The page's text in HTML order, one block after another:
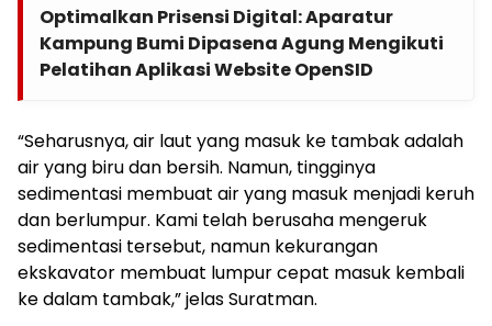
Optimalkan Prisensi Digital: Aparatur
Kampung Bumi Dipasena Agung Mengikuti
Pelatihan Aplikasi Website OpenSID
“Seharusnya, air laut yang masuk ke tambak adalah
air yang biru dan bersih. Namun, tingginya
sedimentasi membuat air yang masuk menjadi keruh
dan berlumpur. Kami telah berusaha mengeruk
sedimentasi tersebut, namun kekurangan
ekskavator membuat lumpur cepat masuk kembali
ke dalam tambak,” jelas Suratman.